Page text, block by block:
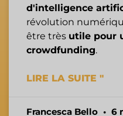
d'intelligence
révolution
être très utile pour
crowdfunding.
LIRE LA SUITE "
Francesca Bello 6